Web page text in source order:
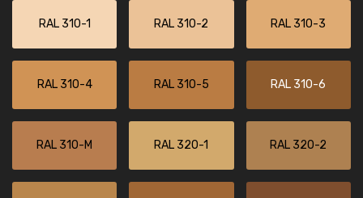
RAL 310-1 RAL 310-2 RAL 310-3
RAL 310-4 RAL 310-5 RAL 310-6
RAL 310-M RAL 320-1 RAL 320-2